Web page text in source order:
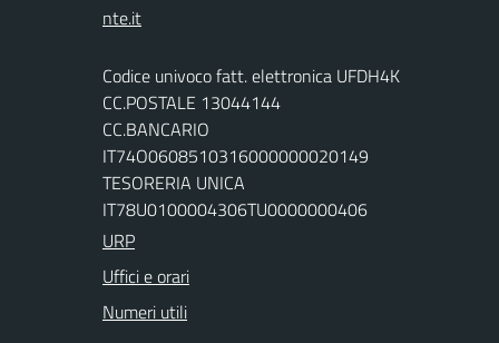
Codice univoco fatt. elettronica UFDH4K
CC.POSTALE 13044144
CC.BANCARIO
IT74O0608510316000000020149
TESORERIA UNICA
IT78U0100004306TU0000000406
URP
Uffici e orari
Numeri utili